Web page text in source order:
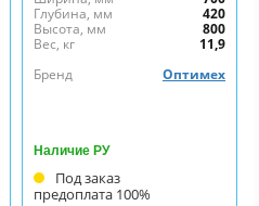
Глубина, мм
420
Высота, мм
800
Вес, кг
11,9
Бренд
Оптимех
Наличие РУ
Под заказ
предоплата 100%